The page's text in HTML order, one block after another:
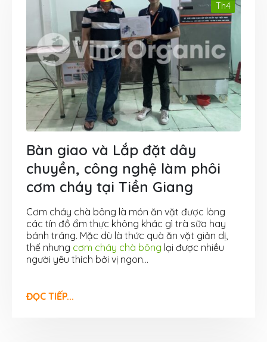
Th4
Bàn giao và Lắp đặt dây
chuyền, công nghệ làm phôi
cơm cháy tại Tiền Giang
Cơm cháy chà bông là món ăn vặt được lòng
các tín đồ ẩm thực không khác gì trà sữa hay
bánh tráng. Mặc dù là thức quà ăn vặt giản dị,
thế nhưng cơm cháy chà bông lại được nhiều
người yêu thích bởi vị ngon...
ĐỌC TIẾP...